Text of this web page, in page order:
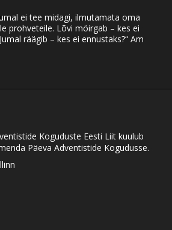
ei tee midagi, ilmutamata oma
prohveteile. Lõvi möirgab – kes ei
räägib – kes ei ennustaks?“ Am
Koguduste Eesti Liit kuulub
Päeva Adventistide Kogudusse.